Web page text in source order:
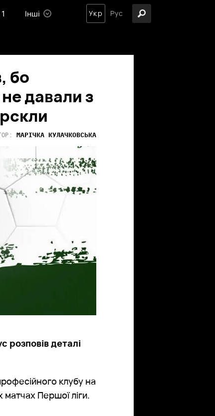
Інші Укр Рус
бо
давали з
МАРІЧКА КУЛАЧКОВСЬКА
розповів деталі
клубу на
Першої ліги.